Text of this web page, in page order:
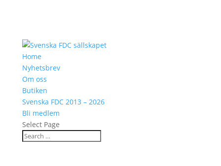
Home
Nyhetsbrev
Om oss
Butiken
Svenska FDC 2013 – 2026
Bli medlem
Select Page